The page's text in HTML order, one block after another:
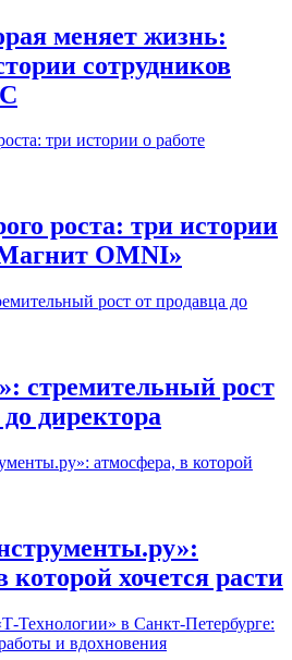
меняет жизнь:
сотрудников
роста: три истории
OMNI»
стремительный рост
директора
которой хочется расти